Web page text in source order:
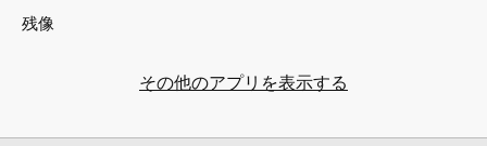
残像
その他のアプリを表示する